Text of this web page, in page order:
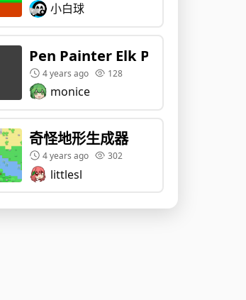
小白球
Pen Painter Elk Pre-alpha
4 years ago 128
monice
奇怪地形生成器
4 years ago 302
littlesl